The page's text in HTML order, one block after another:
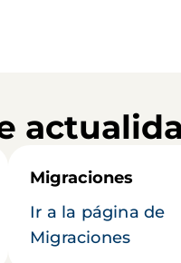
Migraciones
Ir a la página de
Migraciones